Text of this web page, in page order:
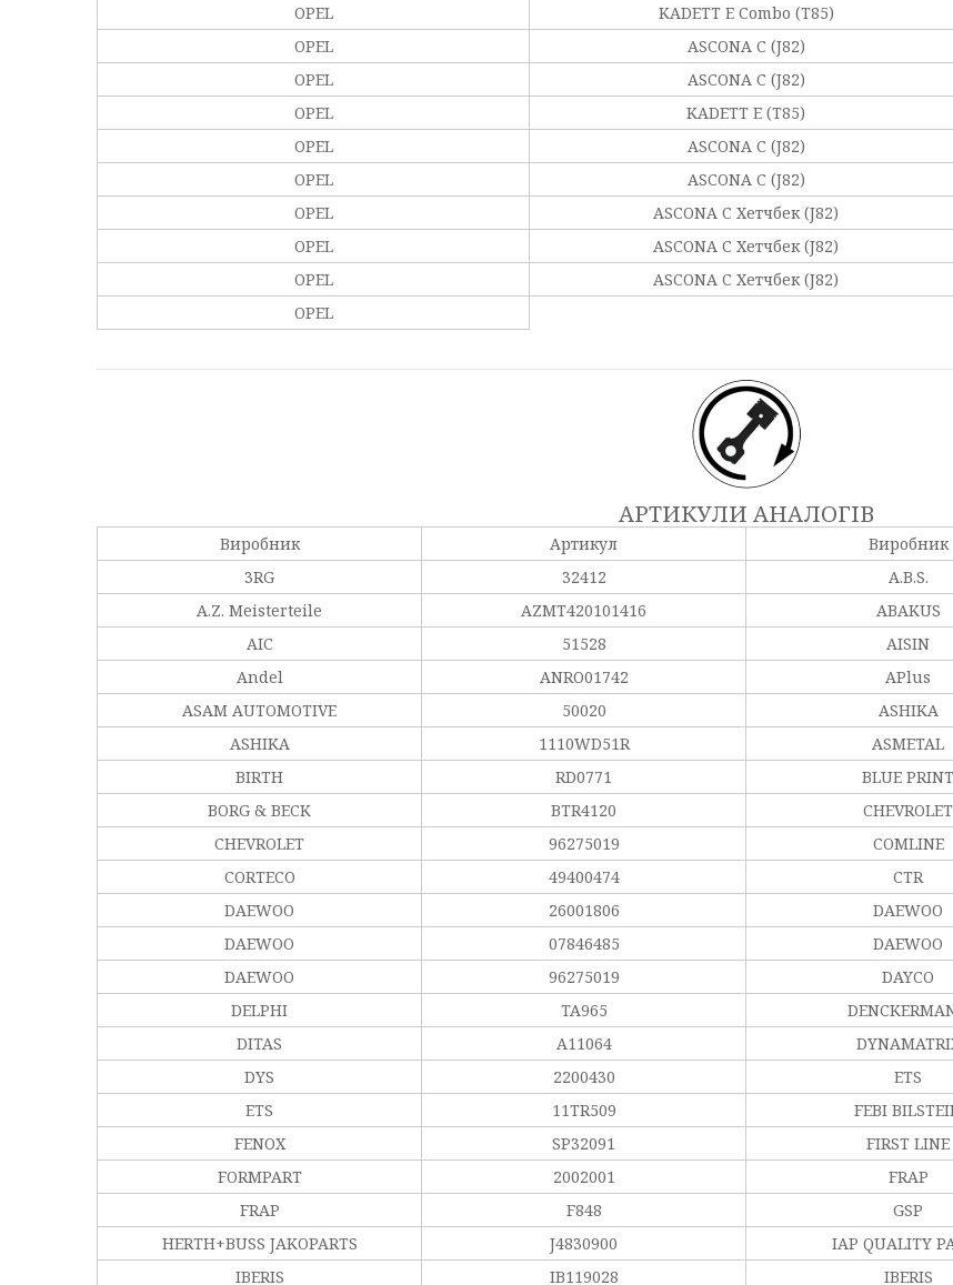
OPEL
KADETT E Combo (T85)
OPEL
ASCONA C (J82)
OPEL
ASCONA C (J82)
OPEL
KADETT E (T85)
OPEL
ASCONA C (J82)
OPEL
ASCONA C (J82)
OPEL
ASCONA C Хетчбек (J82)
OPEL
ASCONA C Хетчбек (J82)
OPEL
ASCONA C Хетчбек (J82)
OPEL
АРТИКУЛИ АНАЛОГІВ
Виробник Артикул Виробник
3RG
32412 A.B.S.
A.Z. Meisterteile
AZMT420101416 ABAKUS
AIC
51528 AISIN
Andel
ANRO01742 APlus
ASAM AUTOMOTIVE
50020 ASHIKA
ASHIKA
1110WD51R ASMETAL
BIRTH
RD0771 BLUE PRINT
BORG & BECK
BTR4120 CHEVROLET
CHEVROLET
96275019 COMLINE
CORTECO
49400474 CTR
DAEWOO
26001806 DAEWOO
DAEWOO
07846485 DAEWOO
DAEWOO
96275019 DAYCO
DELPHI
TA965
DITAS
A11064
DYS
2200430 ETS
ETS
11TR509 FEBI
FENOX
SP32091 FIRST LINE
FORMPART
2002001 FRAP
FRAP
F848 GSP
HERTH+BUSS JAKOPARTS
J4830900 IAP QUALITY
IBERIS
IB119028 IBERIS